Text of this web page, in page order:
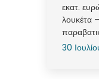
εκατ.
λουκέτα
30